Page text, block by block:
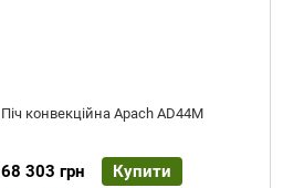
Піч конвекційна Apach AD44M
68 303 грн Купити